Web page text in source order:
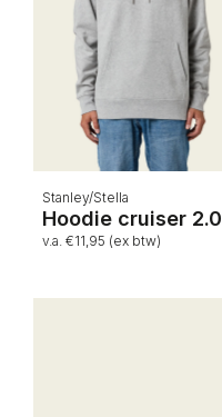
Stanley/Stella
Hoodie cruiser 2.0
v.a. €11,95 (ex btw)